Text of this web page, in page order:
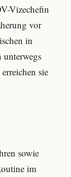
Vizechefin
vor
in
unterwegs
sie
sowie
im